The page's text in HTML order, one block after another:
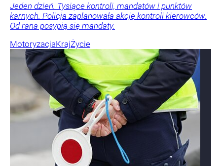
Jeden dzień. Tysiące kontroli, mandatów i punktów
karnych. Policja zaplanowała akcję kontroli kierowców.
Od rana posypią się mandaty.
MotoryzacjaKrajŻycie